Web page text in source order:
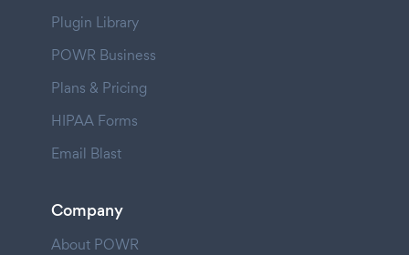
Plugin Library
POWR Business
Plans & Pricing
HIPAA Forms
Email Blast
Company
About POWR